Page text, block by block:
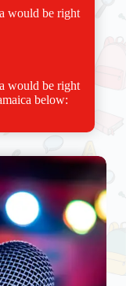
would be right
would be right
below: